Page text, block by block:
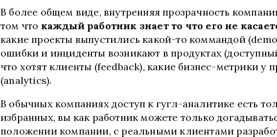
В более общем виде, внутренняя прозрачность
том что каждый работник знает то что его не
какие проекты выпустились какой-то коммандой
ошибки и инциденты возникают в продуктах
что хотят клиенты (feedback), какие бизнес-метрики у
(analytics).
В обычных компаниях доступ к гугл-аналитике есть
избранных, вы как работник можете только
положении компании, с реальными клиентами